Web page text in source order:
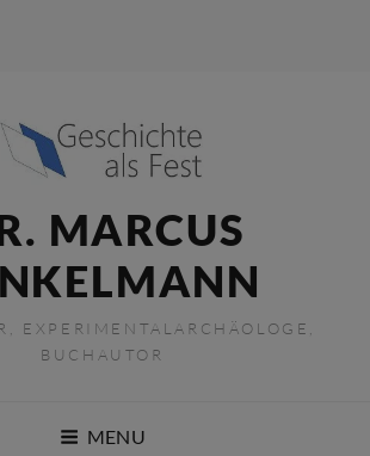
MARCUS
EXPERIMENTALARCHÄOLOGE,
BUCHAUTOR
MENU